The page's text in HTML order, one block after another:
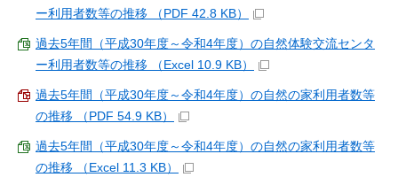
ー利用者数等の推移 （PDF 42.8 KB）
過去5年間（平成30年度～令和4年度）の自然体験交流センタ
ー利用者数等の推移 （Excel 10.9 KB）
過去5年間（平成30年度～令和4年度）の自然の家利用者数等
の推移 （PDF 54.9 KB）
過去5年間（平成30年度～令和4年度）の自然の家利用者数等
の推移 （Excel 11.3 KB）